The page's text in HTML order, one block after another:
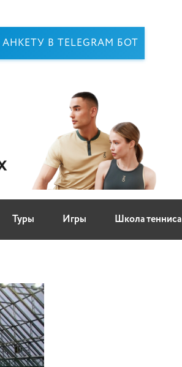
В TELEGRAM БОТ
Туры Игры Школа тенниса